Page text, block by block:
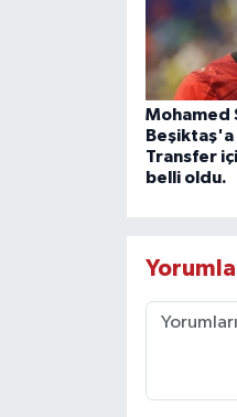
Mohamed
Beşiktaş'a
Transfer
belli oldu.